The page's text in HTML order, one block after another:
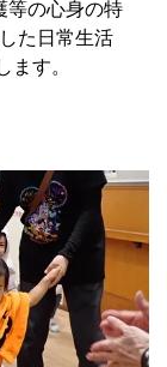
等の心身の特
た日常生活
す。